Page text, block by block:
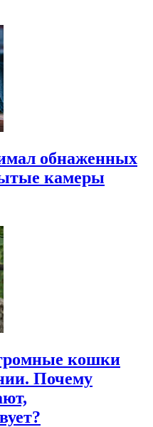
обнаженных
камеры
кошки
Почему